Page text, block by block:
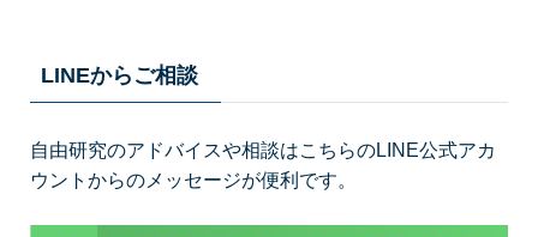
LINEからご相談
自由研究のアドバイスや相談はこちらのLINE公式アカ
ウントからのメッセージが便利です。